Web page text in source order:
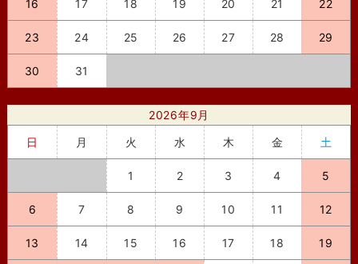
16 17 18 19 20 21 22
23 24 25 26 27 28 29
30 31
2026年9月
日
月 火 水 木 金 土
1 2 3 4 5
6 7 8 9 10 11 12
13 14 15 16 17 18 19